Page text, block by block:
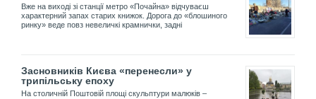
Вже на виході зі станції метро «Почайна» відчуваєш
характерний запах старих книжок. Дорога до «блошиного
ринку» веде повз невеличкі крамнички, задні
Засновників Києва «перенесли» у
трипільську епоху
На столичній Поштовій площі скульптури малюків –